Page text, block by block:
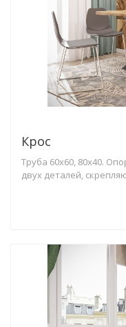
Крос
Труба 60х60, 80х40.
двух деталей,